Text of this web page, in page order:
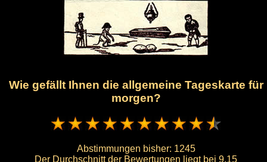
Wie gefällt Ihnen die allgemeine Tageskarte für
morgen?
Abstimmungen bisher: 1245
Der Durchschnitt der Bewertungen liegt bei 9.15